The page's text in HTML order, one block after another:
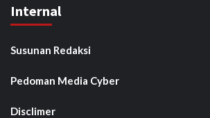
Internal
Susunan Redaksi
Pedoman Media Cyber
Disclimer